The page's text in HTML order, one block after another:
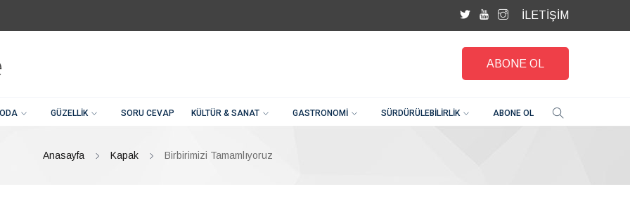
İLETİŞİM
ABONE OL
GÜZELLIK SORU CEVAP KÜLTÜR & SANAT GASTRONOMI SÜRDÜRÜLEBILIRLIK ABONE OL
Anasayfa Kapak Birbirimizi Tamamlıyoruz